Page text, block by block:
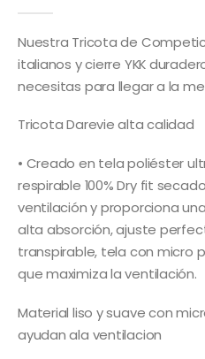
Nuestra Tricota de
italianos y cierre YKK
necesitas para llegar a la
Tricota Darevie alta calidad
• Creado en tela poliéster
respirable 100% Dry fit
ventilación y proporciona
alta absorción, ajuste
transpirable, tela con micro
que maximiza la ventilación.
Material liso y suave con
ayudan ala ventilacion